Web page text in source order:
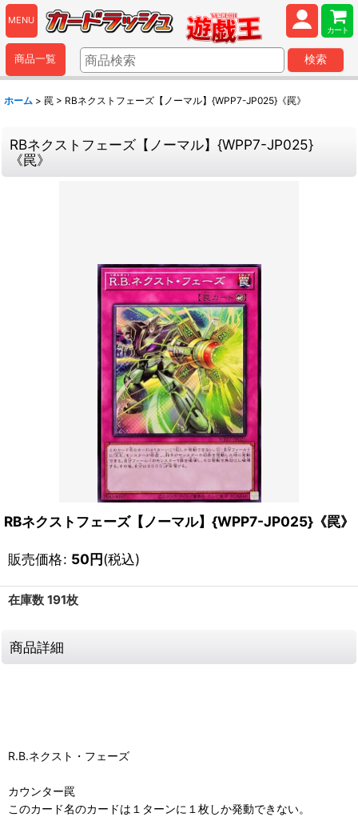
MENU
カート
商品一覧 検索
ホーム > 罠 > RBネクストフェーズ【ノーマル】{WPP7-JP025}《罠》
RBネクストフェーズ【ノーマル】{WPP7-JP025}
《罠》
RBネクストフェーズ【ノーマル】{WPP7-JP025}《罠》
販売価格: 50円(税込)
在庫数 191枚
商品詳細
R.B.ネクスト・フェーズ
カウンター罠
このカード名のカードは１ターンに１枚しか発動できない。